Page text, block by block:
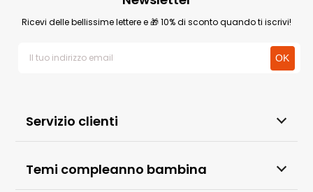
Servizio clienti
Temi compleanno bambina
Ricevi delle bellissime lettere e 🎁 10% di sconto quando ti iscrivi!